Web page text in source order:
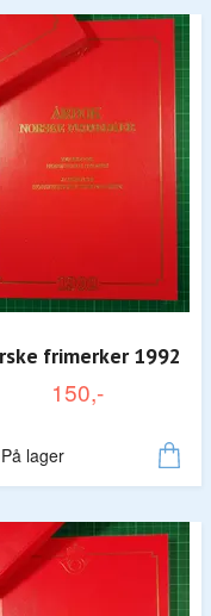
frimerker 1992
150,-
På lager